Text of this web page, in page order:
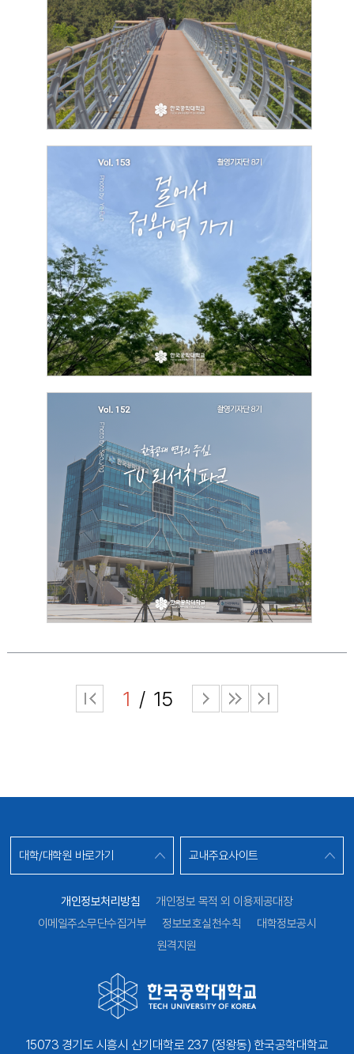
2026.05.14 박동일
[촬영기자단]
걸어서 정왕역 가기
2026.05.08 박예은
[촬영기자단]
[촬영기자단 8기] TU 리서치파크
2026.04.30 김서영
1 15
대학/대학원 바로가기 교내주요사이트
개인정보처리방침
개인정보 목적 외 이용제공대장
이메일주소무단수집거부
정보보호실천수칙
대학정보공시
원격지원
15073 경기도 시흥시 산기대학로 237 (정왕동) 한국공학대학교